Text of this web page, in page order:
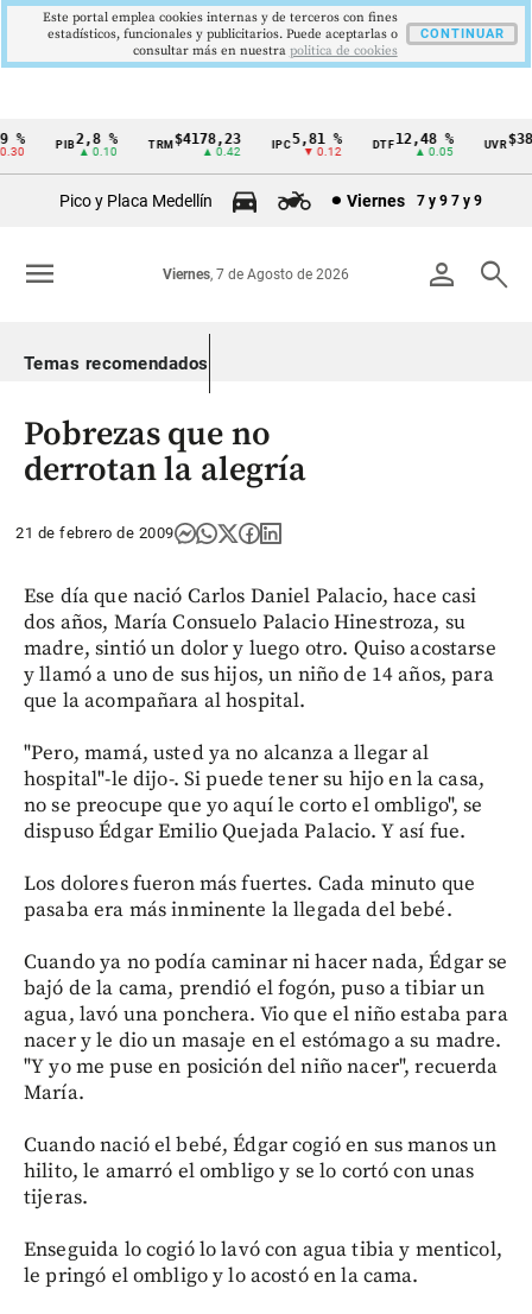
Cintillo
Colombia
PIB2,8 %
▲ 0.10
TRM$4178,23
▲ 0.42
5,81 %
▼ 0.12
DTF12,48 %
▲ 0.05
UVR
Pico y Placa Medellín Viernes 7 y 9 7 y 9
person search
Viernes, 7 de Agosto de 2026
menu
Temas recomendados
Pobrezas que no
derrotan la alegría
21 de febrero de 2009
Ese día que nació Carlos Daniel Palacio, hace casi
dos años, María Consuelo Palacio Hinestroza, su
madre, sintió un dolor y luego otro. Quiso acostarse
y llamó a uno de sus hijos, un niño de 14 años, para
que la acompañara al hospital.
"Pero, mamá, usted ya no alcanza a llegar al
hospital"-le dijo-. Si puede tener su hijo en la casa,
no se preocupe que yo aquí le corto el ombligo", se
dispuso Édgar Emilio Quejada Palacio. Y así fue.
Los dolores fueron más fuertes. Cada minuto que
pasaba era más inminente la llegada del bebé.
Cuando ya no podía caminar ni hacer nada, Édgar se
bajó de la cama, prendió el fogón, puso a tibiar un
agua, lavó una ponchera. Vio que el niño estaba para
nacer y le dio un masaje en el estómago a su madre.
"Y yo me puse en posición del niño nacer", recuerda
María.
Cuando nació el bebé, Édgar cogió en sus manos un
hilito, le amarró el ombligo y se lo cortó con unas
tijeras.
Enseguida lo cogió lo lavó con agua tibia y menticol,
le pringó el ombligo y lo acostó en la cama.
Este portal emplea cookies internas y de terceros con fines
estadísticos, funcionales y publicitarios. Puede aceptarlas o
consultar más en nuestra politica de cookies
CONTINUAR